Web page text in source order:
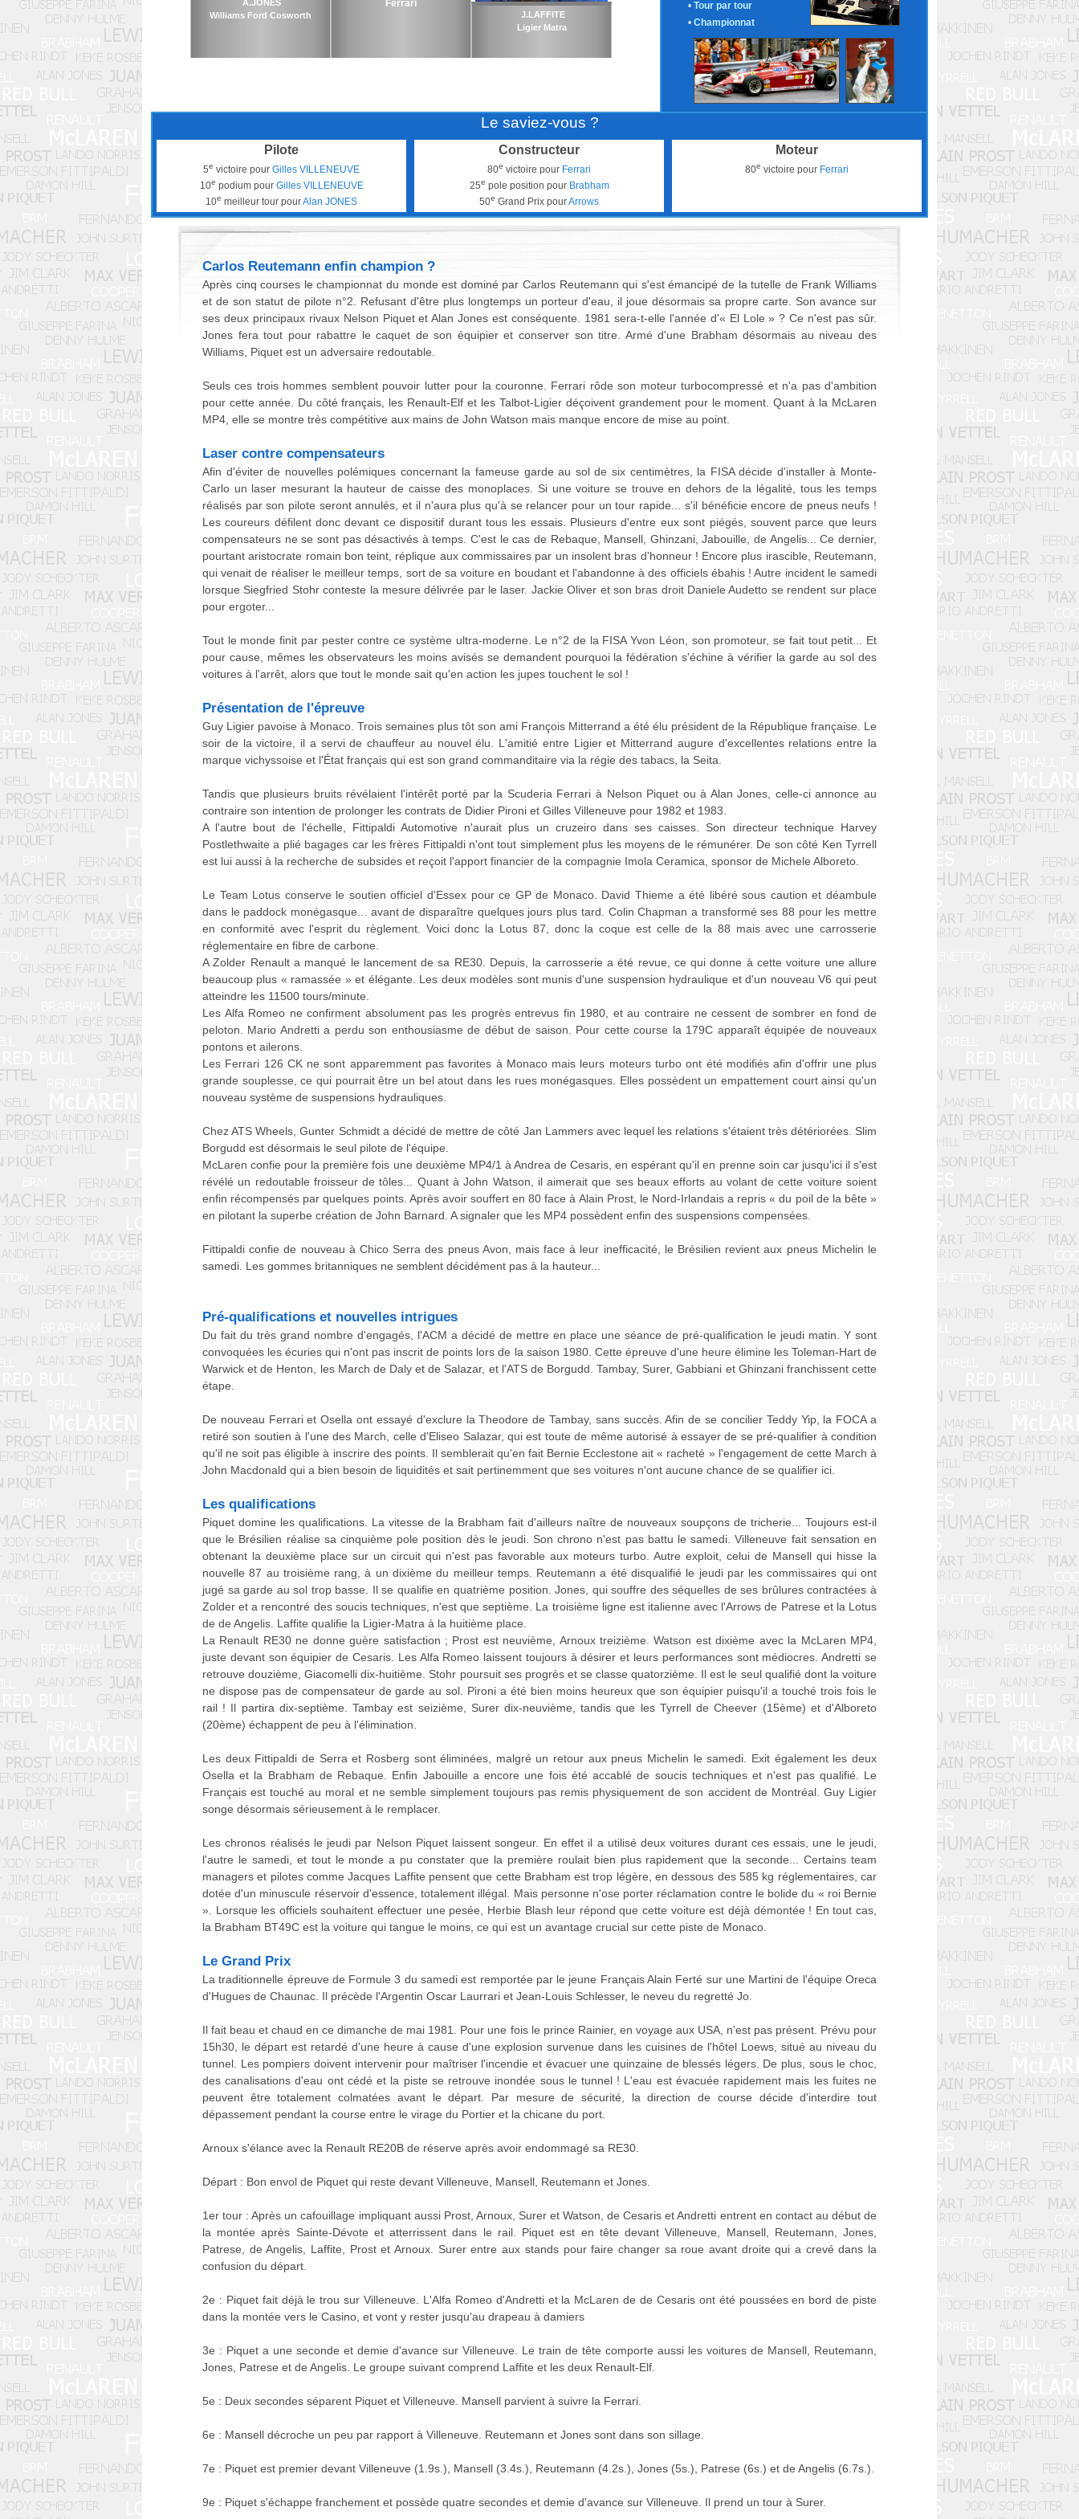
A.JONES
Williams Ford Cosworth
Ferrari
J.LAFFITE
Ligier Matra
• Tour par tour
• Championnat
Le saviez-vous ?
Pilote
5e victoire pour Gilles VILLENEUVE
10e podium pour Gilles VILLENEUVE
10e meilleur tour pourAlan JONES
Constructeur
80e victoire pour Ferrari
25e pole position pour Brabham
50e Grand Prix pourArrows
Moteur
80e victoire pour Ferrari
Carlos Reutemann enfin champion ?
Après cinq courses le championnat du monde est dominé par Carlos Reutemann qui s'est émancipé de la tutelle de Frank Williams
et de son statut de pilote n°2. Refusant d'être plus longtemps un porteur d'eau, il joue désormais sa propre carte. Son avance sur
ses deux principaux rivaux Nelson Piquet et Alan Jones est conséquente. 1981 sera-t-elle l'année d'« El Lole » ? Ce n'est pas sûr.
Jones fera tout pour rabattre le caquet de son équipier et conserver son titre. Armé d'une Brabham désormais au niveau des
Williams, Piquet est un adversaire redoutable.
Seuls ces trois hommes semblent pouvoir lutter pour la couronne. Ferrari rôde son moteur turbocompressé et n'a pas d'ambition
pour cette année. Du côté français, les Renault-Elf et les Talbot-Ligier déçoivent grandement pour le moment. Quant à la McLaren
MP4, elle se montre très compétitive aux mains de John Watson mais manque encore de mise au point.
Laser contre compensateurs
Afin d'éviter de nouvelles polémiques concernant la fameuse garde au sol de six centimètres, la FISA décide d'installer à Monte-
Carlo un laser mesurant la hauteur de caisse des monoplaces. Si une voiture se trouve en dehors de la légalité, tous les temps
réalisés par son pilote seront annulés, et il n'aura plus qu'à se relancer pour un tour rapide... s'il bénéficie encore de pneus neufs !
Les coureurs défilent donc devant ce dispositif durant tous les essais. Plusieurs d'entre eux sont piégés, souvent parce que leurs
compensateurs ne se sont pas désactivés à temps. C'est le cas de Rebaque, Mansell, Ghinzani, Jabouille, de Angelis... Ce dernier,
pourtant aristocrate romain bon teint, réplique aux commissaires par un insolent bras d'honneur ! Encore plus irascible, Reutemann,
qui venait de réaliser le meilleur temps, sort de sa voiture en boudant et l'abandonne à des officiels ébahis ! Autre incident le samedi
lorsque Siegfried Stohr conteste la mesure délivrée par le laser. Jackie Oliver et son bras droit Daniele Audetto se rendent sur place
pour ergoter...
Tout le monde finit par pester contre ce système ultra-moderne. Le n°2 de la FISA Yvon Léon, son promoteur, se fait tout petit... Et
pour cause, mêmes les observateurs les moins avisés se demandent pourquoi la fédération s'échine à vérifier la garde au sol des
voitures à l'arrêt, alors que tout le monde sait qu'en action les jupes touchent le sol !
Présentation de l'épreuve
Guy Ligier pavoise à Monaco. Trois semaines plus tôt son ami François Mitterrand a été élu président de la République française. Le
soir de la victoire, il a servi de chauffeur au nouvel élu. L'amitié entre Ligier et Mitterrand augure d'excellentes relations entre la
marque vichyssoise et l'État français qui est son grand commanditaire via la régie des tabacs, la Seita.
Tandis que plusieurs bruits révélaient l'intérêt porté par la Scuderia Ferrari à Nelson Piquet ou à Alan Jones, celle-ci annonce au
contraire son intention de prolonger les contrats de Didier Pironi et Gilles Villeneuve pour 1982 et 1983.
A l'autre bout de l'échelle, Fittipaldi Automotive n'aurait plus un cruzeiro dans ses caisses. Son directeur technique Harvey
Postlethwaite a plié bagages car les frères Fittipaldi n'ont tout simplement plus les moyens de le rémunérer. De son côté Ken Tyrrell
est lui aussi à la recherche de subsides et reçoit l'apport financier de la compagnie Imola Ceramica, sponsor de Michele Alboreto.
Le Team Lotus conserve le soutien officiel d'Essex pour ce GP de Monaco. David Thieme a été libéré sous caution et déambule
dans le paddock monégasque... avant de disparaître quelques jours plus tard. Colin Chapman a transformé ses 88 pour les mettre
en conformité avec l'esprit du règlement. Voici donc la Lotus 87, donc la coque est celle de la 88 mais avec une carrosserie
réglementaire en fibre de carbone.
A Zolder Renault a manqué le lancement de sa RE30. Depuis, la carrosserie a été revue, ce qui donne à cette voiture une allure
beaucoup plus « ramassée » et élégante. Les deux modèles sont munis d'une suspension hydraulique et d'un nouveau V6 qui peut
atteindre les 11500 tours/minute.
Les Alfa Romeo ne confirment absolument pas les progrès entrevus fin 1980, et au contraire ne cessent de sombrer en fond de
peloton. Mario Andretti a perdu son enthousiasme de début de saison. Pour cette course la 179C apparaît équipée de nouveaux
pontons et ailerons.
Les Ferrari 126 CK ne sont apparemment pas favorites à Monaco mais leurs moteurs turbo ont été modifiés afin d'offrir une plus
grande souplesse, ce qui pourrait être un bel atout dans les rues monégasques. Elles possèdent un empattement court ainsi qu'un
nouveau système de suspensions hydrauliques.
Chez ATS Wheels, Gunter Schmidt a décidé de mettre de côté Jan Lammers avec lequel les relations s'étaient très détériorées. Slim
Borgudd est désormais le seul pilote de l'équipe.
McLaren confie pour la première fois une deuxième MP4/1 à Andrea de Cesaris, en espérant qu'il en prenne soin car jusqu'ici il s'est
révélé un redoutable froisseur de tôles... Quant à John Watson, il aimerait que ses beaux efforts au volant de cette voiture soient
enfin récompensés par quelques points. Après avoir souffert en 80 face à Alain Prost, le Nord-Irlandais a repris « du poil de la bête »
en pilotant la superbe création de John Barnard. A signaler que les MP4 possèdent enfin des suspensions compensées.
Fittipaldi confie de nouveau à Chico Serra des pneus Avon, mais face à leur inefficacité, le Brésilien revient aux pneus Michelin le
samedi. Les gommes britanniques ne semblent décidément pas à la hauteur...
Pré-qualifications et nouvelles intrigues
Du fait du très grand nombre d'engagés, l'ACM a décidé de mettre en place une séance de pré-qualification le jeudi matin. Y sont
convoquées les écuries qui n'ont pas inscrit de points lors de la saison 1980. Cette épreuve d'une heure élimine les Toleman-Hart de
Warwick et de Henton, les March de Daly et de Salazar, et l'ATS de Borgudd. Tambay, Surer, Gabbiani et Ghinzani franchissent cette
étape.
De nouveau Ferrari et Osella ont essayé d'exclure la Theodore de Tambay, sans succès. Afin de se concilier Teddy Yip, la FOCA a
retiré son soutien à l'une des March, celle d'Eliseo Salazar, qui est toute de même autorisé à essayer de se pré-qualifier à condition
qu'il ne soit pas éligible à inscrire des points. Il semblerait qu'en fait Bernie Ecclestone ait « racheté » l'engagement de cette March à
John Macdonald qui a bien besoin de liquidités et sait pertinemment que ses voitures n'ont aucune chance de se qualifier ici.
Les qualifications
Piquet domine les qualifications. La vitesse de la Brabham fait d'ailleurs naître de nouveaux soupçons de tricherie... Toujours est-il
que le Brésilien réalise sa cinquième pole position dès le jeudi. Son chrono n'est pas battu le samedi. Villeneuve fait sensation en
obtenant la deuxième place sur un circuit qui n'est pas favorable aux moteurs turbo. Autre exploit, celui de Mansell qui hisse la
nouvelle 87 au troisième rang, à un dixième du meilleur temps. Reutemann a été disqualifié le jeudi par les commissaires qui ont
jugé sa garde au sol trop basse. Il se qualifie en quatrième position. Jones, qui souffre des séquelles de ses brûlures contractées à
Zolder et a rencontré des soucis techniques, n'est que septième. La troisième ligne est italienne avec l'Arrows de Patrese et la Lotus
de de Angelis. Laffite qualifie la Ligier-Matra à la huitième place.
La Renault RE30 ne donne guère satisfaction ; Prost est neuvième, Arnoux treizième. Watson est dixième avec la McLaren MP4,
juste devant son équipier de Cesaris. Les Alfa Romeo laissent toujours à désirer et leurs performances sont médiocres. Andretti se
retrouve douzième, Giacomelli dix-huitième. Stohr poursuit ses progrès et se classe quatorzième. Il est le seul qualifié dont la voiture
ne dispose pas de compensateur de garde au sol. Pironi a été bien moins heureux que son équipier puisqu'il a touché trois fois le
rail ! Il partira dix-septième. Tambay est seizième, Surer dix-neuvième, tandis que les Tyrrell de Cheever (15ème) et d'Alboreto
(20ème) échappent de peu à l'élimination.
Les deux Fittipaldi de Serra et Rosberg sont éliminées, malgré un retour aux pneus Michelin le samedi. Exit également les deux
Osella et la Brabham de Rebaque. Enfin Jabouille a encore une fois été accablé de soucis techniques et n'est pas qualifié. Le
Français est touché au moral et ne semble simplement toujours pas remis physiquement de son accident de Montréal. Guy Ligier
songe désormais sérieusement à le remplacer.
Les chronos réalisés le jeudi par Nelson Piquet laissent songeur. En effet il a utilisé deux voitures durant ces essais, une le jeudi,
l'autre le samedi, et tout le monde a pu constater que la première roulait bien plus rapidement que la seconde... Certains team
managers et pilotes comme Jacques Laffite pensent que cette Brabham est trop légère, en dessous des 585 kg réglementaires, car
dotée d'un minuscule réservoir d'essence, totalement illégal. Mais personne n'ose porter réclamation contre le bolide du « roi Bernie
». Lorsque les officiels souhaitent effectuer une pesée, Herbie Blash leur répond que cette voiture est déjà démontée ! En tout cas,
la Brabham BT49C est la voiture qui tangue le moins, ce qui est un avantage crucial sur cette piste de Monaco.
Le Grand Prix
La traditionnelle épreuve de Formule 3 du samedi est remportée par le jeune Français Alain Ferté sur une Martini de l'équipe Oreca
d'Hugues de Chaunac. Il précède l'Argentin Oscar Laurrari et Jean-Louis Schlesser, le neveu du regretté Jo.
Il fait beau et chaud en ce dimanche de mai 1981. Pour une fois le prince Rainier, en voyage aux USA, n'est pas présent. Prévu pour
15h30, le départ est retardé d'une heure à cause d'une explosion survenue dans les cuisines de l'hôtel Loews, situé au niveau du
tunnel. Les pompiers doivent intervenir pour maîtriser l'incendie et évacuer une quinzaine de blessés légers. De plus, sous le choc,
des canalisations d'eau ont cédé et la piste se retrouve inondée sous le tunnel ! L'eau est évacuée rapidement mais les fuites ne
peuvent être totalement colmatées avant le départ. Par mesure de sécurité, la direction de course décide d'interdire tout
dépassement pendant la course entre le virage du Portier et la chicane du port.
Arnoux s'élance avec la Renault RE20B de réserve après avoir endommagé sa RE30.
Départ : Bon envol de Piquet qui reste devant Villeneuve, Mansell, Reutemann et Jones.
1er tour : Après un cafouillage impliquant aussi Prost, Arnoux, Surer et Watson, de Cesaris et Andretti entrent en contact au début de
la montée après Sainte-Dévote et atterrissent dans le rail. Piquet est en tête devant Villeneuve, Mansell, Reutemann, Jones,
Patrese, de Angelis, Laffite, Prost et Arnoux. Surer entre aux stands pour faire changer sa roue avant droite qui a crevé dans la
confusion du départ.
2e : Piquet fait déjà le trou sur Villeneuve. L'Alfa Romeo d'Andretti et la McLaren de de Cesaris ont été poussées en bord de piste
dans la montée vers le Casino, et vont y rester jusqu'au drapeau à damiers
3e : Piquet a une seconde et demie d'avance sur Villeneuve. Le train de tête comporte aussi les voitures de Mansell, Reutemann,
Jones, Patrese et de Angelis. Le groupe suivant comprend Laffite et les deux Renault-Elf.
5e : Deux secondes séparent Piquet et Villeneuve. Mansell parvient à suivre la Ferrari.
6e : Mansell décroche un peu par rapport à Villeneuve. Reutemann et Jones sont dans son sillage.
7e : Piquet est premier devant Villeneuve (1.9s.), Mansell (3.4s.), Reutemann (4.2s.), Jones (5s.), Patrese (6s.) et de Angelis (6.7s.).
9e : Piquet s'échappe franchement et possède quatre secondes et demie d'avance sur Villeneuve. Il prend un tour à Surer.